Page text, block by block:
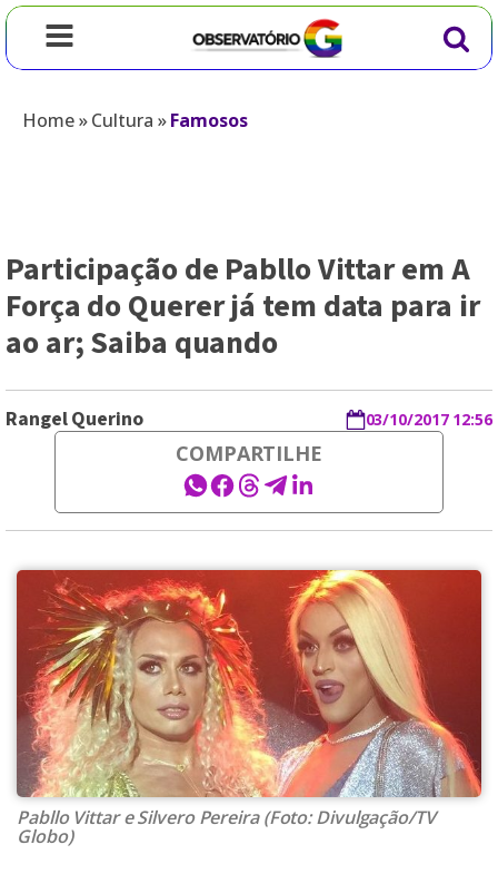
Home»Cultura »Famosos
Participação de Pabllo Vittar em A
Força do Querer já tem data para ir
ao ar; Saiba quando
Rangel Querino 03/10/2017 12:56
COMPARTILHE
Pabllo Vittar e Silvero Pereira (Foto: Divulgação/TV
Globo)